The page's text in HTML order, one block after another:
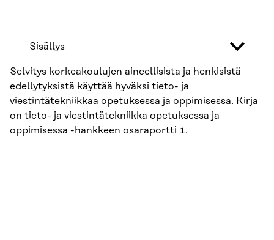
Sisällys
Selvitys korkeakoulujen aineellisista ja henkisistä
edellytyksistä käyttää hyväksi tieto- ja
viestintätekniikkaa opetuksessa ja oppimisessa. Kirja
on tieto- ja viestintätekniikka opetuksessa ja
oppimisessa -hankkeen osaraportti 1.